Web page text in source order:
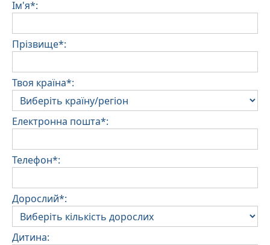
Ім'я*:
Прізвище*:
Твоя країна*:
Електронна пошта*:
Телефон*:
Дорослий*:
Дитина: